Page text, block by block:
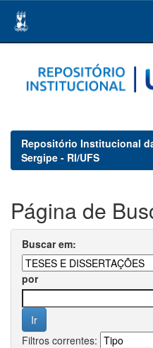
navigation
Repositório Institucional
Sergipe - RI/UFS
Página de
Buscar em:
por
Filtros correntes: